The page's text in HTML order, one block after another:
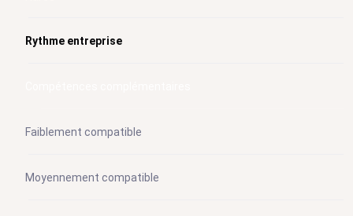
Rythme entreprise
Faiblement compatible
Moyennement compatible